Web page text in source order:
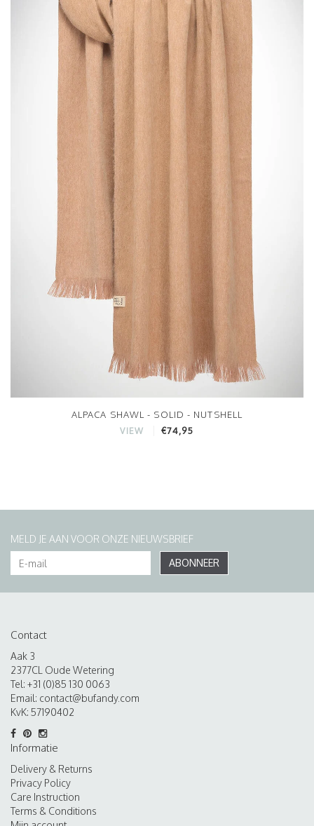
ALPACA SHAWL - SOLID - NUTSHELL
VIEW €74,95
MELD JE AAN VOOR ONZE NIEUWSBRIEF
ABONNEER
Contact
Aak 3
2377CL Oude Wetering
Tel: +31 (0)85 130 0063
Email: contact@bufandy.com
KvK: 57190402
Informatie
Delivery & Returns
Privacy Policy
Care Instruction
Terms & Conditions